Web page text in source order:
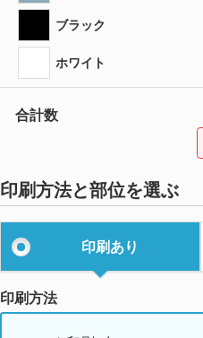
ブラック
ホワイト
合計数
印刷方法と部位を選ぶ
印刷あり
印刷方法